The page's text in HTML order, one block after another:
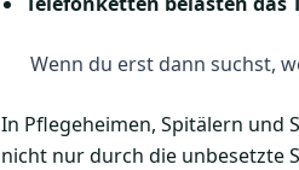
Wenn du erst dann suchst,
In Pflegeheimen, Spitälern und
nicht nur durch die unbesetzte